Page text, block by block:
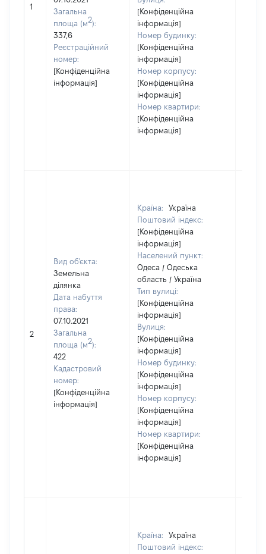
1
Загальна
площа (м2):
337,6
Реєстраційний
номер:
[Конфіденційна
інформація]
[Конфіденційна
інформація]
Номер будинку:
[Конфіденційна
інформація]
Номер корпусу:
[Конфіденційна
інформація]
Номер квартири:
[Конфіденційна
інформація]
2
Вид об'єкта:
Земельна
ділянка
Дата набуття
права:
07.10.2021
Загальна
площа (м2):
422
Кадастровий
номер:
[Конфіденційна
інформація]
Країна:
Україна
Поштовий індекс:
[Конфіденційна
інформація]
Населений пункт:
Одеса / Одеська
область / Україна
Тип вулиці:
[Конфіденційна
інформація]
Вулиця:
[Конфіденційна
інформація]
Номер будинку:
[Конфіденційна
інформація]
Номер корпусу:
[Конфіденційна
інформація]
Номер квартири:
[Конфіденційна
інформація]
Країна:
Україна
Поштовий індекс: